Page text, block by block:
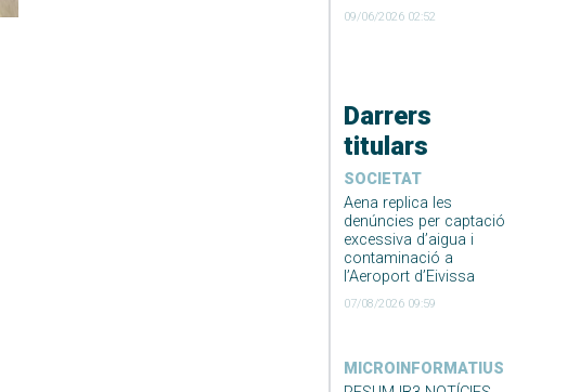
09/06/2026 02:52
Darrers
titulars
SOCIETAT
Aena replica les
denúncies per captació
excessiva d’aigua i
contaminació a
l’Aeroport d’Eivissa
07/08/2026 09:59
MICROINFORMATIUS